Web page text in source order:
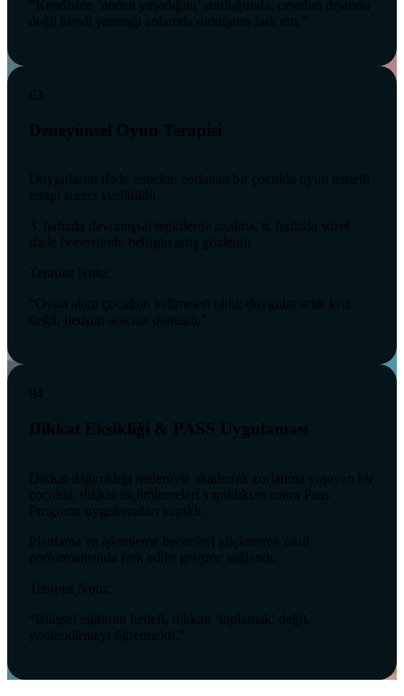
“Kendisine ‘neden yaşadığını’ sorduğunda, cevabın dışarıda
değil kendi yarattığı anlamda olduğunu fark etti.”
03
Deneyimsel Oyun Terapisi
Duygularını ifade etmekte zorlanan bir çocukla oyun temelli
terapi süreci yürütüldü.
3. haftada davranışsal tepkilerde azalma, 6. haftada sözel
ifade becerisinde belirgin artış gözlendi.
Terapist Notu:
“Oyun alanı çocuğun kelimeleri oldu; duygular artık kriz
değil, iletişim aracına dönüştü.”
04
Dikkat Eksikliği & PASS Uygulaması
Dikkat dağınıklığı nedeniyle akademik zorlanma yaşayan bir
çocukla, dikkat ölçümlemeleri yapıldıktan sonra Pass
Programı uygulamaları yapıldı.
Planlama ve işlemleme becerileri güçlenerek okul
performansında fark edilir gelişme sağlandı.
Terapist Notu:
“Bilişsel eğitimin hedefi, dikkati ‘toplamak’ değil,
yönlendirmeyi öğretmekti.”